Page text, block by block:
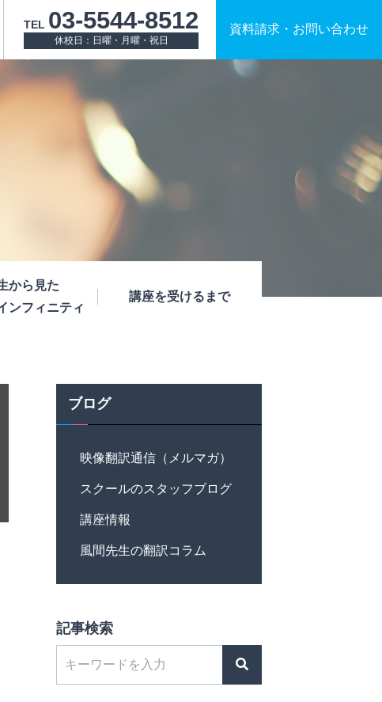
TEL 03-5544-8512
休校日：日曜・月曜・祝日
資料請求 ・ お問い合わせ
から見た
ンフィニティ
講座を受けるまで
ブログ
映像翻訳通信（メルマガ）
スクールのスタッフブログ
講座情報
風間先生の翻訳コラム
記事検索